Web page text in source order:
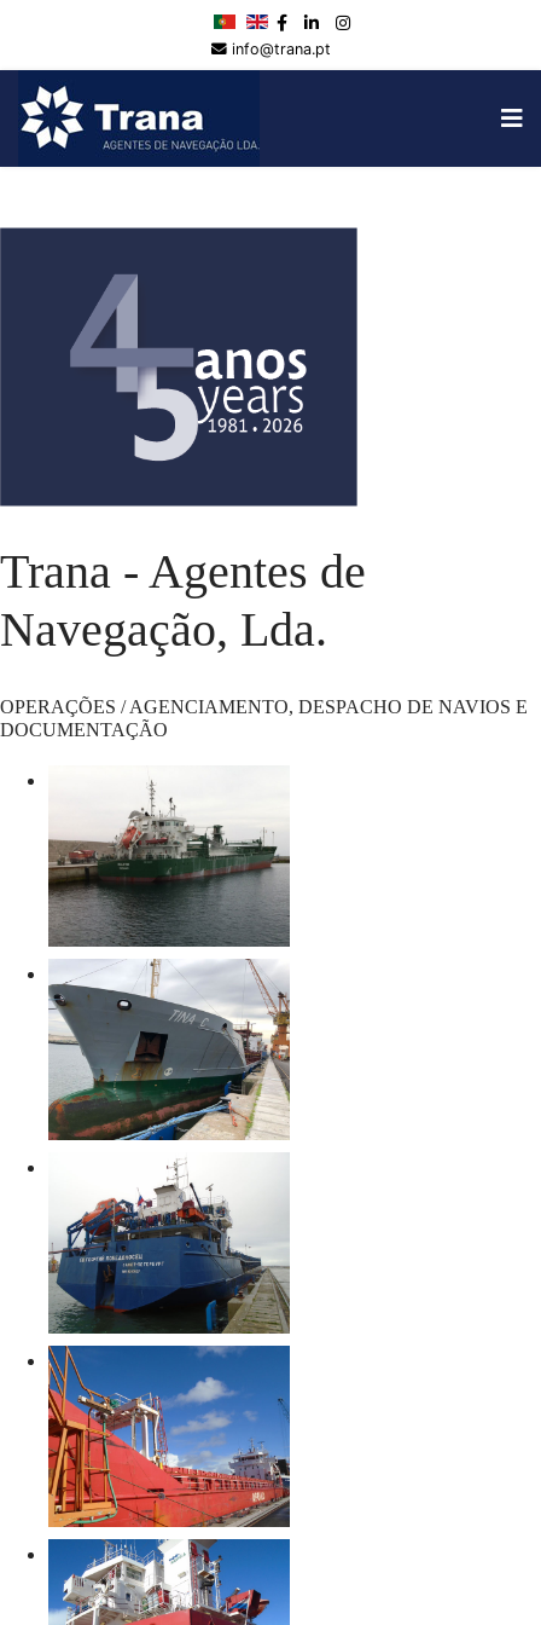
info@trana.pt
Trana - Agentes de
Navegação, Lda.
OPERAÇÕES / AGENCIAMENTO, DESPACHO DE NAVIOS E
DOCUMENTAÇÃO